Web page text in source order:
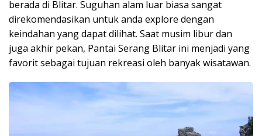
berada di Blitar. Suguhan alam luar biasa sangat
direkomendasikan untuk anda explore dengan
keindahan yang dapat dilihat. Saat musim libur dan
juga akhir pekan, Pantai Serang Blitar ini menjadi yang
favorit sebagai tujuan rekreasi oleh banyak wisatawan.